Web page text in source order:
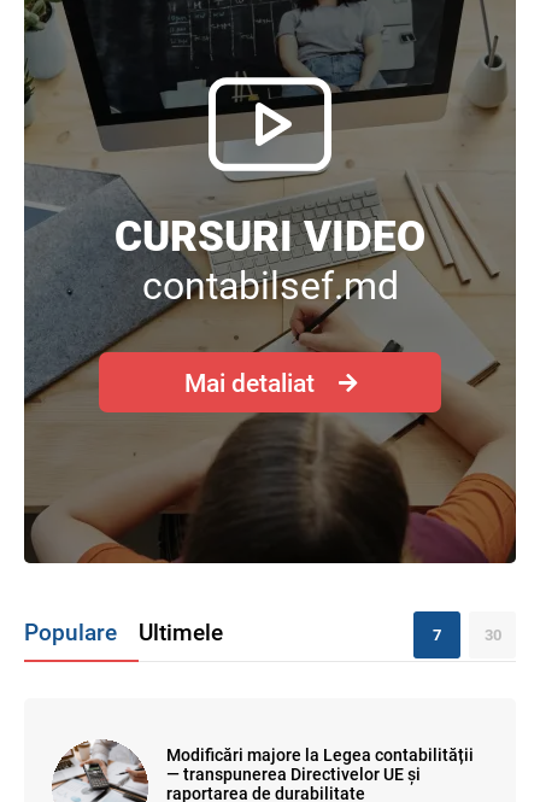
CURSURI VIDEO
contabilsef.md
Mai detaliat
Populare Ultimele 7 30
Modificări majore la Legea contabilității
— transpunerea Directivelor UE și
raportarea de durabilitate